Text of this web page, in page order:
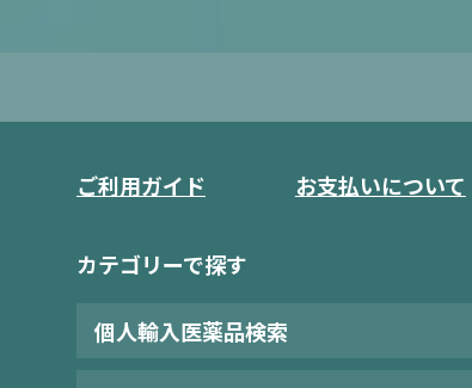
ご利用ガイド お支払いについて
カテゴリーで探す
個人輸入医薬品検索